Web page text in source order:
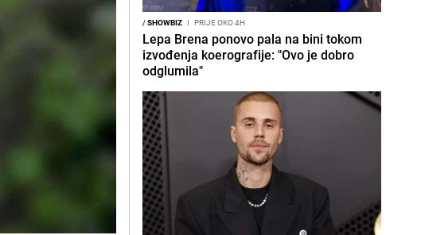
/SHOWBIZ I PRIJE OKO 4H
Lepa Brena ponovo pala na bini tokom
izvođenja koerografije: "Ovo je dobro
odglumila"